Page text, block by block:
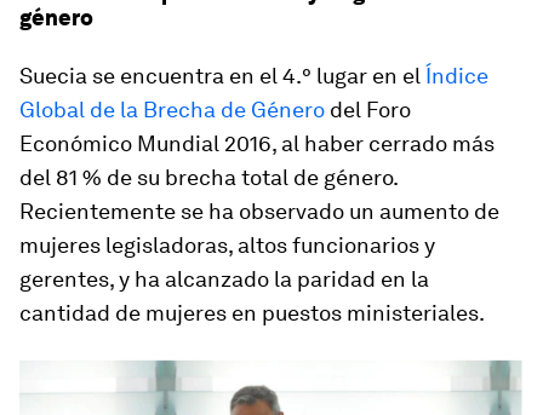
género
Suecia se encuentra en el 4.° lugar en el Índice
Global de la Brecha de Género del Foro
Económico Mundial 2016, al haber cerrado más
del 81 % de su brecha total de género.
Recientemente se ha observado un aumento de
mujeres legisladoras, altos funcionarios y
gerentes, y ha alcanzado la paridad en la
cantidad de mujeres en puestos ministeriales.